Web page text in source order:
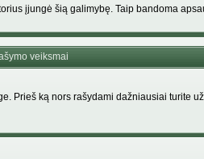
įjungė šią galimybę. Taip bandoma
veiksmai
Prieš ką nors rašydami dažniausiai turite